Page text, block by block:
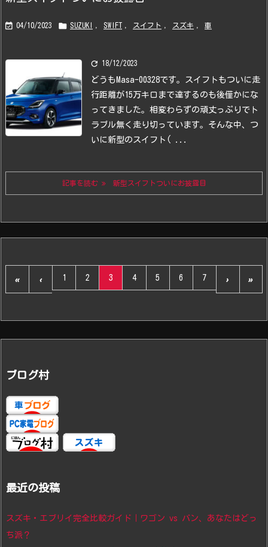
 04/10/2023  SUZUKI SWIFT スイフト スズキ 車
 18/12/2023
どうもMasa-00328です。
スイフトもついに走
行距離が15万キロまで達するのも後僅かにな
ってきました。 相変わらずの頑丈っぷりでト
ラブル無く走り切っています。 そんな中、つ
いに新型のスイフト( ...
記事を読む 新型スイフトついにお披露目
« ‹ 1 2 3 4 5 6 7 › »
ブログ村
最近の投稿
スズキ・エブリイ完全比較ガイド｜ワゴン vs バン、あなたはどっ
ち派？